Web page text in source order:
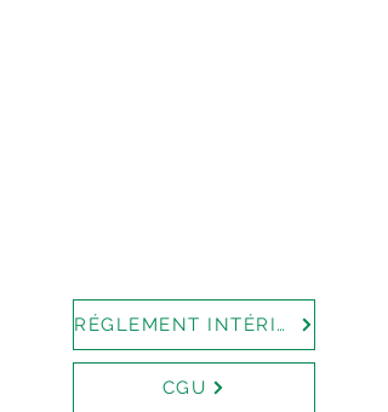
RÉGLEMENT INTÉRIEUR
CGU